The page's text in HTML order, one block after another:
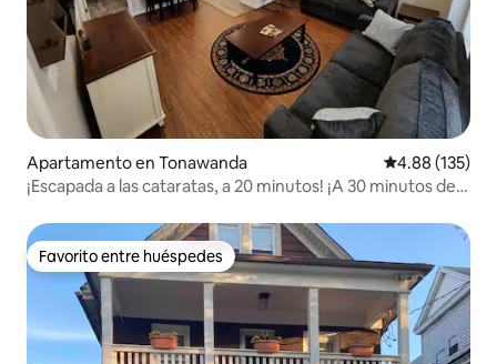
Apartamento en Tonawanda Calificación
4.88 (135)
¡Escapada a las cataratas, a 20 minutos! ¡A 30 minutos del
Favorito entre huéspedes
Favorito entre huéspedes